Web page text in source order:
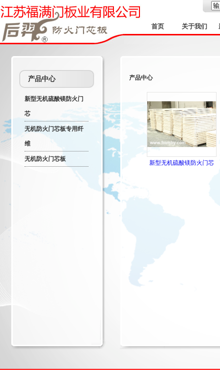
首页 关于我们
产品中心
新型无机硫酸镁防火门
芯
无机防火门芯板专用纤
维
无机防火门芯板
产品中心
新型无机硫酸镁防火门芯